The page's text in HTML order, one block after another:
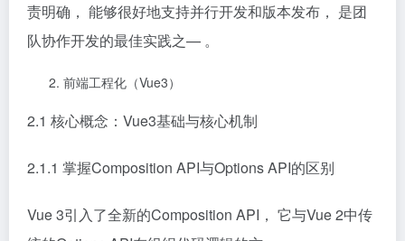
责明确， 能够很好地支持并行开发和版本发布， 是团
队协作开发的最佳实践之— 。
前端工程化（Vue3）
2.1 核心概念：Vue3基础与核心机制
2.1.1 掌握Composition API与Options API的区别
Vue 3引入了全新的Composition API， 它与Vue 2中传